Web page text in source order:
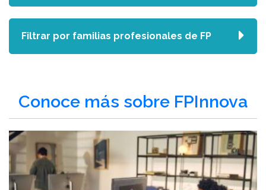
Conoce más sobre FPInnova
Filtrar por familias profesionales de FP